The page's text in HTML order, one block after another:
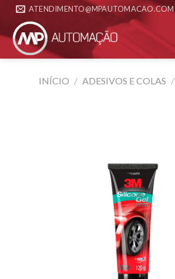
Skip
content
ATENDIMENTO@MPAUTOMACAO.COM
INÍCIO / ADESIVOS E COLAS /